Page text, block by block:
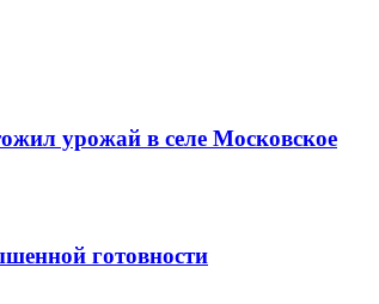
урожай в селе Московское
готовности